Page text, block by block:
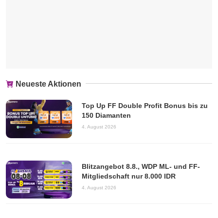
Neueste Aktionen
Top Up FF Double Profit Bonus bis zu
150 Diamanten
4. August 2026
Blitzangebot 8.8., WDP ML- und FF-
Mitgliedschaft nur 8.000 IDR
4. August 2026